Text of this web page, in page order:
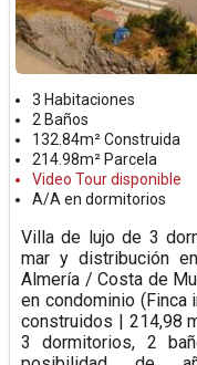
3 Habitaciones
2 Baños
132.84m² Construida
214.98m² Parcela
Video Tour disponible
A/A en dormitorios
Villa de lujo de 3
mar y distribución
Almería / Costa de
en condominio (Finca
construidos | 214,98
3 dormitorios, 2